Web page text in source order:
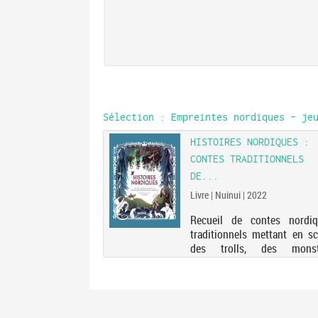
Sélection : Empreintes nordiques -
HISTOIRES NORDIQUES :
CONTES TRADITIONNELS
DE...
Livre | Nuinui | 2022
Recueil de contes
traditionnels mettant en
des trolls, des
terrifiants, des